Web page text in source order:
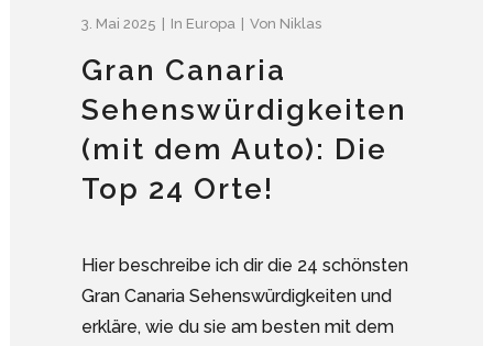
3. Mai 2025 In Europa Von Niklas
Gran Canaria
Sehenswürdigkeiten
(mit dem Auto): Die
Top 24 Orte!
Hier beschreibe ich dir die 24 schönsten
Gran Canaria Sehenswürdigkeiten und
erkläre, wie du sie am besten mit dem